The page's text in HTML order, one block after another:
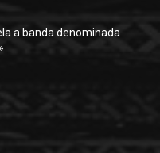
a banda denominada